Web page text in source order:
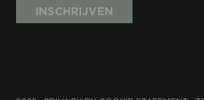
INSCHRIJVEN